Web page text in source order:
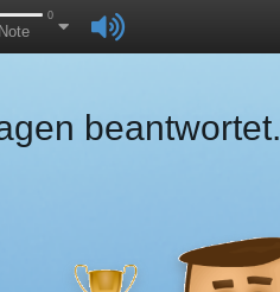
0
Note
beantwortet.